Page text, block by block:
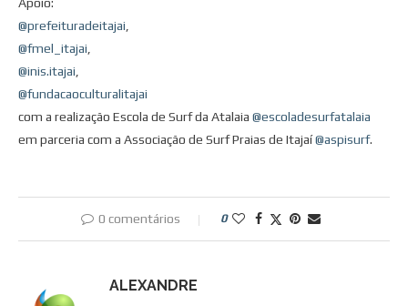
@prefeituradeitajai
@fmel_itajai
@inis.itajai
@fundacaoculturalitajai
com a realização Escola de Surf da Atalaia @escoladesurfatalaia
em parceria com a Associação de Surf Praias de Itajaí@aspisurf.
0 comentários 0
ALEXANDRE